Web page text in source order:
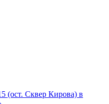
(ост. Сквер Кирова) в